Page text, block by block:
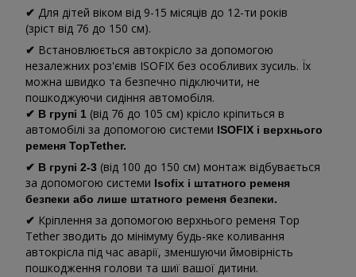
✔ Для дітей віком від 9-15 місяців до 12-ти років
(зріст від 76 до 150 см).
✔ Встановлюється автокрісло за допомогою
незалежних роз'ємів ISOFIX без особливих зусиль. Їх
можна швидко та безпечно підключити, не
пошкоджуючи сидіння автомобіля.
✔ В групі 1 (від 76 до 105 см) крісло кріпиться в
автомобілі за допомогою системи ISOFIX і верхнього
ременя TopTether.
✔ В групі 2-3 (від 100 до 150 см) монтаж відбувається
за допомогою системи Isofix і штатного ременя
безпеки або лише штатного ременя безпеки.
✔ Кріплення за допомогою верхнього ременя Top
Tether зводить до мінімуму будь-яке коливання
автокрісла під час аварії, зменшуючи ймовірність
пошкодження голови та шиї вашої дитини.